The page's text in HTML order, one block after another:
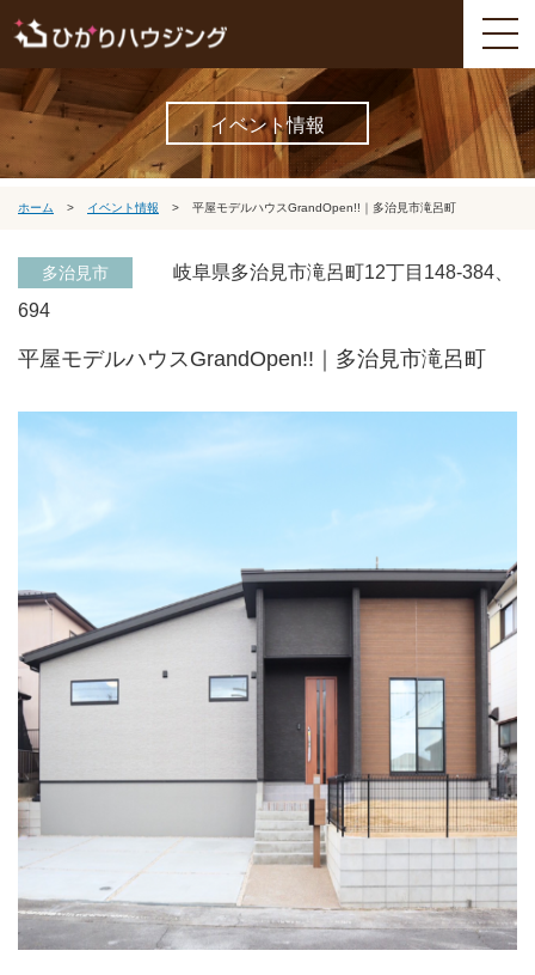
イベント情報
ホーム > イベント情報 > 平屋モデルハウスGrandOpen!!｜多治見市滝呂町
多治見市
岐阜県多治見市滝呂町12丁目148-384、
694
平屋モデルハウスGrandOpen!!｜多治見市滝呂町